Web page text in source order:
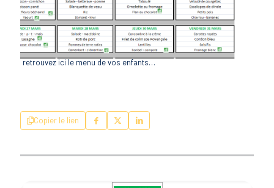
retrouvez ici le menu de vos enfants…
Copier le lien